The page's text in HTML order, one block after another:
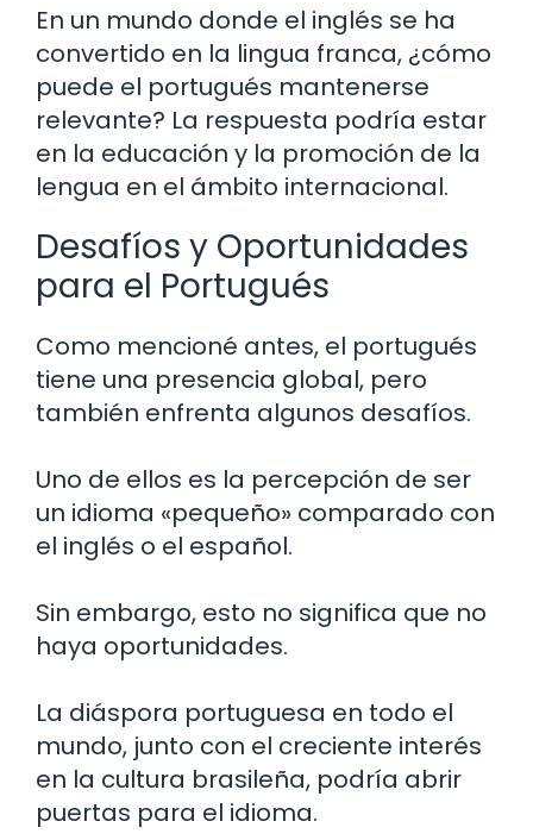
En un mundo donde el inglés se ha
convertido en la lingua franca, ¿cómo
puede el portugués mantenerse
relevante? La respuesta podría estar
en la educación y la promoción de la
lengua en el ámbito internacional.
Desafíos y Oportunidades
para el Portugués
Como mencioné antes, el portugués
tiene una presencia global, pero
también enfrenta algunos desafíos.
Uno de ellos es la percepción de ser
un idioma «pequeño» comparado con
el inglés o el español.
Sin embargo, esto no significa que no
haya oportunidades.
La diáspora portuguesa en todo el
mundo, junto con el creciente interés
en la cultura brasileña, podría abrir
puertas para el idioma.